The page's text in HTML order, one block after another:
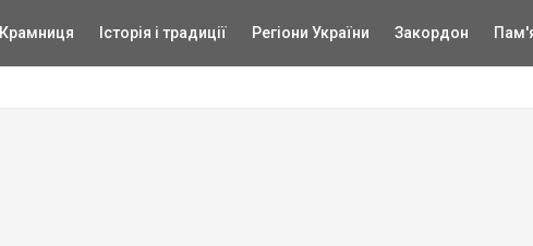
Крамниця Історія і традиції Регіони України Закордон